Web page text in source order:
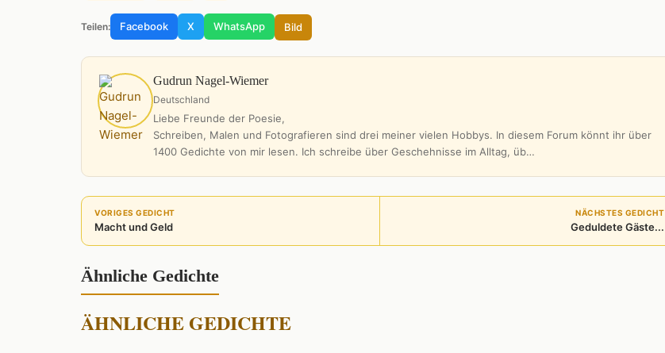
Teilen: Facebook X WhatsApp Bild
Gudrun Nagel-Wiemer
Deutschland
Liebe Freunde der Poesie,
Schreiben, Malen und Fotografieren sind drei meiner vielen Hobbys. In diesem Forum könnt ihr über
1400 Gedichte von mir lesen. Ich schreibe über Geschehnisse im Alltag, üb…
VORIGES GEDICHT
Macht und Geld
NÄCHSTES GEDICHT
Geduldete Gäste...
Ähnliche Gedichte
ÄHNLICHE GEDICHTE